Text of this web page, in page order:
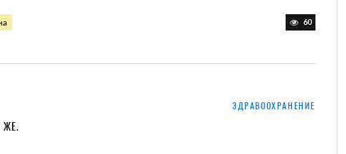
60
ЗДРАВООХРАНЕНИЕ
ЖЕ.